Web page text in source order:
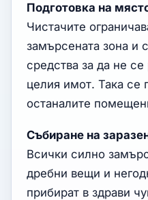
Подготовка на
Чистачите
замърсената зона и
средства за да не
целия имот. Така се
останалите
Събиране на
Всички силно
дребни вещи и
прибират в здрави